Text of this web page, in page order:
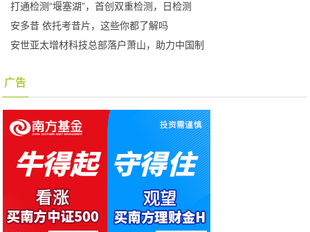
打通检测“堰塞湖”，首创双重检测，日检测
安多昔 依托考昔片，这些你都了解吗
安世亚太增材科技总部落户萧山，助力中国制
广告